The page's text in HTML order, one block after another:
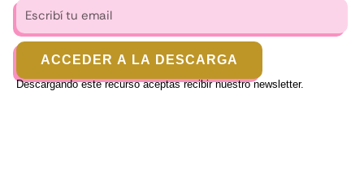
Escribí
tu
email
ACCEDER A LA DESCARGA
Descargando este recurso aceptas recibir nuestro newsletter.